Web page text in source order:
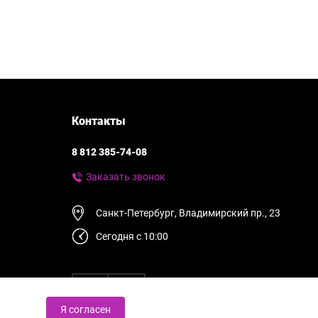
Контакты
8 812 385-74-08
Заказать звонок
Санкт-Петербург, Владимирский пр., 23
Сегодня с 10:00
Я согласен